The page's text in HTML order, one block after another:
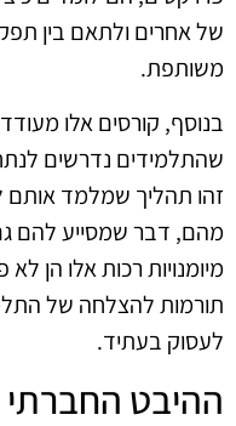
של אחרים ולתאם בין
משותפת.
בנוסף, קורסים אלו
שהתלמידים נדרשים לנתח
זהו תהליך שמלמד אותם
מהם, דבר שמסייע להם
מיומנויות רכות אלו הן
תורמות להצלחה של
לעסוק בעתיד.
ההיבט החברתי